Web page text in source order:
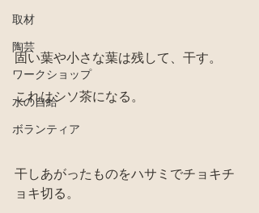
取材
陶芸
ワークショップ
水の自給
ボランティア
固い葉や小さな葉は残して、干す。
これはシソ茶になる。
干しあがったものをハサミでチョキチ
ョキ切る。